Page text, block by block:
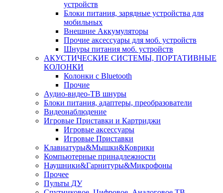
устройств
Блоки питания, зарядные устройства для
мобильных
Внешние Аккумуляторы
Прочие аксессуары для моб. устройств
Шнуры питания моб. устройств
АКУСТИЧЕСКИЕ СИСТЕМЫ, ПОРТАТИВНЫЕ
КОЛОНКИ
Колонки с Bluetooth
Прочие
Аудио-видео-ТВ шнуры
Блоки питания, адаптеры, преобразователи
Видеонаблюдение
Игровые Приставки и Картриджи
Игровые аксессуары
Игровые Приставки
Клавиатуры&Мышки&Коврики
Компьютерные принадлежности
Наушники&Гарнитуры&Микрофоны
Прочее
Пульты ДУ